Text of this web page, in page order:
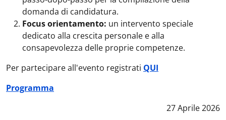
domanda di candidatura.
Focus orientamento: un intervento speciale
dedicato alla crescita personale e alla
consapevolezza delle proprie competenze.
Per partecipare all'evento registrati QUI
Programma
Data notizia:
27 Aprile 2026